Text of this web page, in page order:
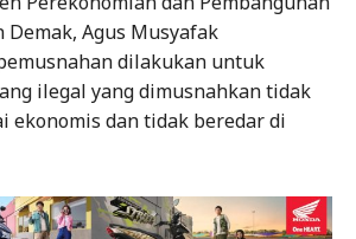
Demak, Agus Musyafak
dilakukan untuk
ilegal yang dimusnahkan tidak
ekonomis dan tidak beredar di